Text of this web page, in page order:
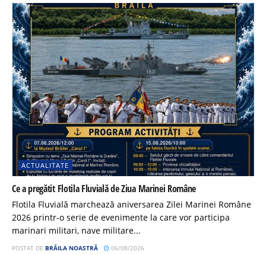
ACTUALITATE
Ce a pregătit Flotila Fluvială de Ziua Marinei Române
Flotila Fluvială marchează aniversarea Zilei Marinei Române
2026 printr-o serie de evenimente la care vor participa
marinari militari, nave militare...
POSTAT DE BRĂILA NOASTRĂ 06/08/2026